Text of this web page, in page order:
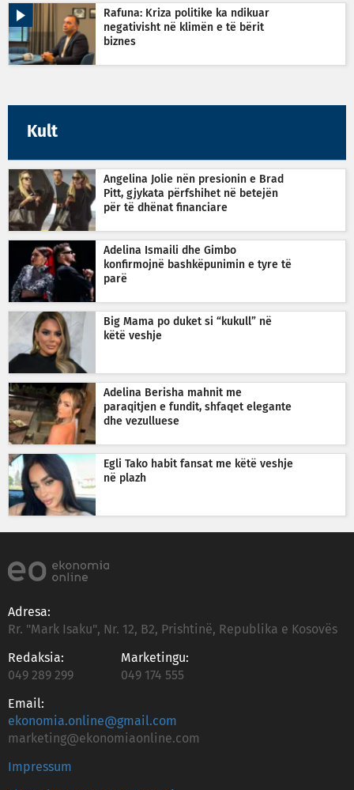
Rafuna: Kriza politike ka ndikuar
negativisht në klimën e të bërit
biznes
Kult
Angelina Jolie nën presionin e Brad
Pitt, gjykata përfshihet në betejën
për të dhënat financiare
Adelina Ismaili dhe Gimbo
konfirmojnë bashkëpunimin e tyre të
parë
Big Mama po duket si “kukull” në
këtë veshje
Adelina Berisha mahnit me
paraqitjen e fundit, shfaqet elegante
dhe vezulluese
Egli Tako habit fansat me këtë veshje
në plazh
Adresa:
Rr. "Mark Isaku", Nr. 12, B2, Prishtinë, Republika e Kosovës
Redaksia:
049 289 299
Marketingu:
049 174 555
Email:
ekonomia.online@gmail.com
marketing@ekonomiaonline.com
Impressum